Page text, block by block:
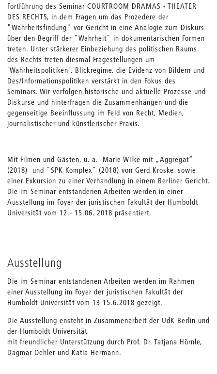
Fortführung des Seminar COURTROOM DRAMAS - THEATER
DES RECHTS, in dem Fragen um das Prozedere der
"Wahrheitsfindung" vor Gericht in eine Analogie zum Diskurs
über den Begriff der "Wahrheit" in dokumentarischen Formen
treten. Unter stärkerer Einbeziehung des politischen Raums
des Rechts treten diesmal Fragestellungen um
'Wahrheitspolitiken', Blickregime, die Evidenz von Bildern und
Des/Informationspolitiken verstärkt in den Fokus des
Seminars. Wir verfolgen historische und aktuelle Prozesse und
Diskurse und hinterfragen die Zusammenhängen und die
gegenseitige Beeinflussung im Feld von Recht, Medien,
journalistischer und künstlerischer Praxis.
Mit Filmen und Gästen, u. a. Marie Wilke mit „Aggregat“
(2018) und "SPK Komplex“ (2018) von Gerd Kroske, sowie
einer Exkursion zu einer Verhandlung in einem Berliner Gericht.
Die im Seminar entstandenen Arbeiten werden in einer
Ausstellung im Foyer der juristischen Fakultät der Humboldt
Universität vom 12.- 15.06. 2018 präsentiert.
Ausstellung
Die im Seminar entstandenen Arbeiten werden im Rahmen
einer Ausstellung im Foyer der juristischen Fakultät der
Humboldt Universität vom 13-15.6.2018 gezeigt.
Die Ausstellung ensteht in Zusammenarbeit der UdK Berlin und
der Humboldt Universität,
mit freundlicher Unterstützung durch Prof. Dr. Tatjana Hörnle,
Dagmar Oehler und Katia Hermann.